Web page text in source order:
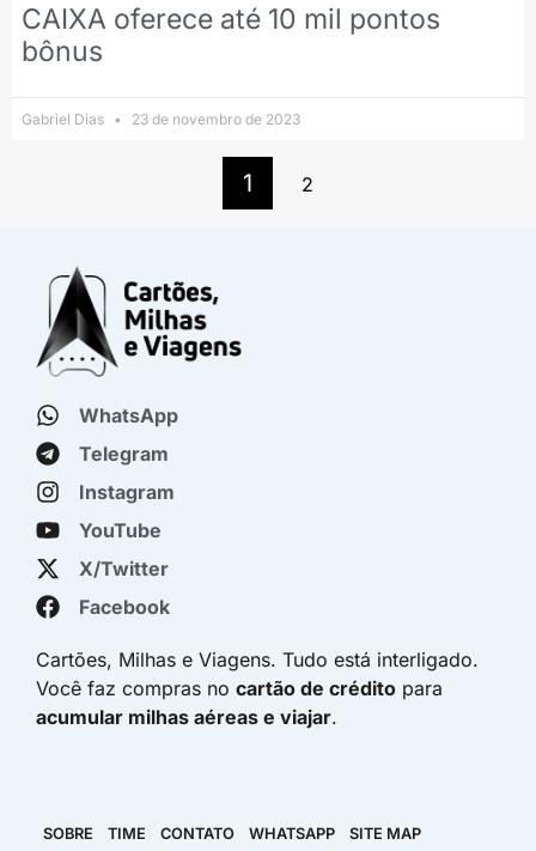
CAIXA oferece até 10 mil pontos
bônus
Gabriel Dias 23 de novembro de 2023
1 2
WhatsApp
Telegram
Instagram
YouTube
X/Twitter
Facebook
Cartões, Milhas e Viagens. Tudo está interligado.
Você faz compras no cartão de crédito para
acumular milhas aéreas e viajar.
SOBRE TIME CONTATO WHATSAPP SITE MAP